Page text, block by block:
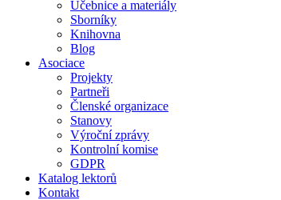
Učebnice a materiály
Sborníky
Knihovna
Blog
Asociace
Projekty
Partneři
Členské organizace
Stanovy
Výroční zprávy
Kontrolní komise
GDPR
Katalog lektorů
Kontakt